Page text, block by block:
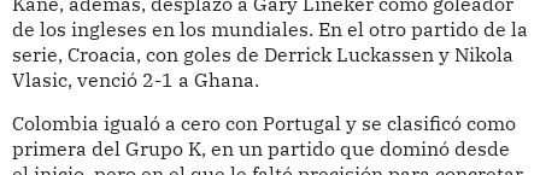
de los ingleses en los mundiales. En el otro partido de la
serie, Croacia, con goles de Derrick Luckassen y Nikola
Vlasic, venció 2-1 a Ghana.
Colombia igualó a cero con Portugal y se clasificó como
primera del Grupo K, en un partido que dominó desde